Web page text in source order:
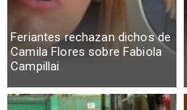
Feriantes rechazan dichos de
Camila Flores sobre Fabiola
Campillai